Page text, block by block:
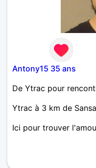
Antony15 35 ans
De Ytrac pour
Ytrac à 3 km de
Ici pour trouver